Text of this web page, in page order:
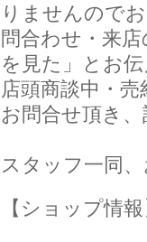
りませんので
問合わせ・来
を見た」とお
店頭商談中・
お問合せ頂き
スタッフ一同
【ショップ情